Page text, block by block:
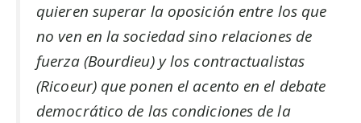
quieren superar la oposición entre los que
no ven en la sociedad sino relaciones de
fuerza (Bourdieu) y los contractualistas
(Ricoeur) que ponen el acento en el debate
democrático de las condiciones de la